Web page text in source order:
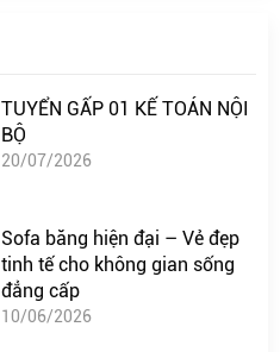
TUYỂN GẤP 01 KẾ TOÁN NỘI
BỘ
20/07/2026
Sofa băng hiện đại – Vẻ đẹp
tinh tế cho không gian sống
đẳng cấp
10/06/2026